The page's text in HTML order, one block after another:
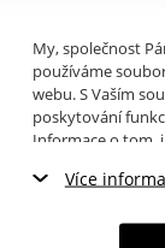
My, společnost
používáme
webu. S Vaším
poskytování
Informace o tom,
můžete přečíst,
poskytli nebo
Více
Nezbytné